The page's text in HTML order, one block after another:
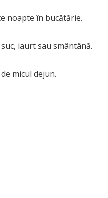
noapte în bucătărie.
iaurt sau smântână.
micul dejun.